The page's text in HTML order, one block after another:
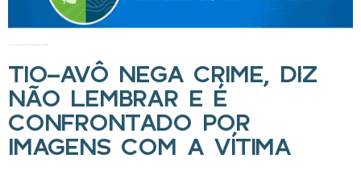
TIO-AVÔ NEGA CRIME, DIZ
NÃO LEMBRAR E É
CONFRONTADO POR
IMAGENS COM A VÍTIMA